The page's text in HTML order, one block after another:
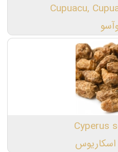
Cupuacu,
Cyperus